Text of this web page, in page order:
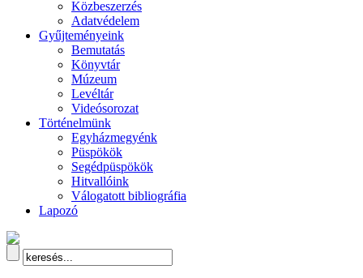
Közbeszerzés
Adatvédelem
Gyűjteményeink
Bemutatás
Könyvtár
Múzeum
Levéltár
Videósorozat
Történelmünk
Egyházmegyénk
Püspökök
Segédpüspökök
Hitvallóink
Válogatott bibliográfia
Lapozó